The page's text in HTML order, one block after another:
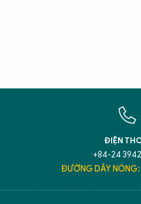
ĐIỆN
+84-24
ĐƯỜNG DÂY
5 điểm nghẽn của Hà